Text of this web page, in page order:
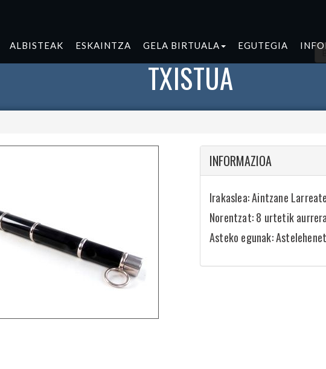
ALBISTEAK ESKAINTZA GELA BIRTUALA EGUTEGIA
TXISTUA
INFORMAZIOA
Irakaslea: Aintzane
Norentzat: 8 urtetik
Asteko egunak: